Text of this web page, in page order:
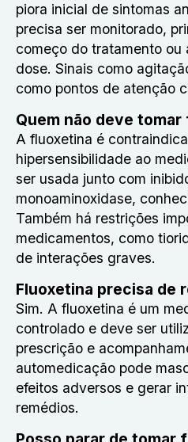
piora inicial de sintomas
precisa ser monitorado,
começo do tratamento ou
dose. Sinais como
como pontos de atenção
Quem não deve
A fluoxetina é
hipersensibilidade ao
ser usada junto com
monoaminoxidase,
Também há restrições
medicamentos, como
de interações graves.
Fluoxetina precisa de
Sim. A fluoxetina é um
controlado e deve ser
prescrição e
automedicação pode
efeitos adversos e gerar
remédios.